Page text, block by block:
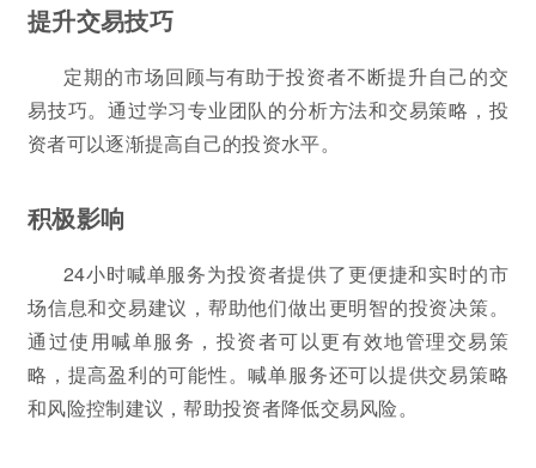
提升交易技巧
定期的市场回顾与有助于投资者不断提升自己的交
易技巧。通过学习专业团队的分析方法和交易策略，投
资者可以逐渐提高自己的投资水平。
积极影响
24小时喊单服务为投资者提供了更便捷和实时的市
场信息和交易建议，帮助他们做出更明智的投资决策。
通过使用喊单服务，投资者可以更有效地管理交易策
略，提高盈利的可能性。喊单服务还可以提供交易策略
和风险控制建议，帮助投资者降低交易风险。